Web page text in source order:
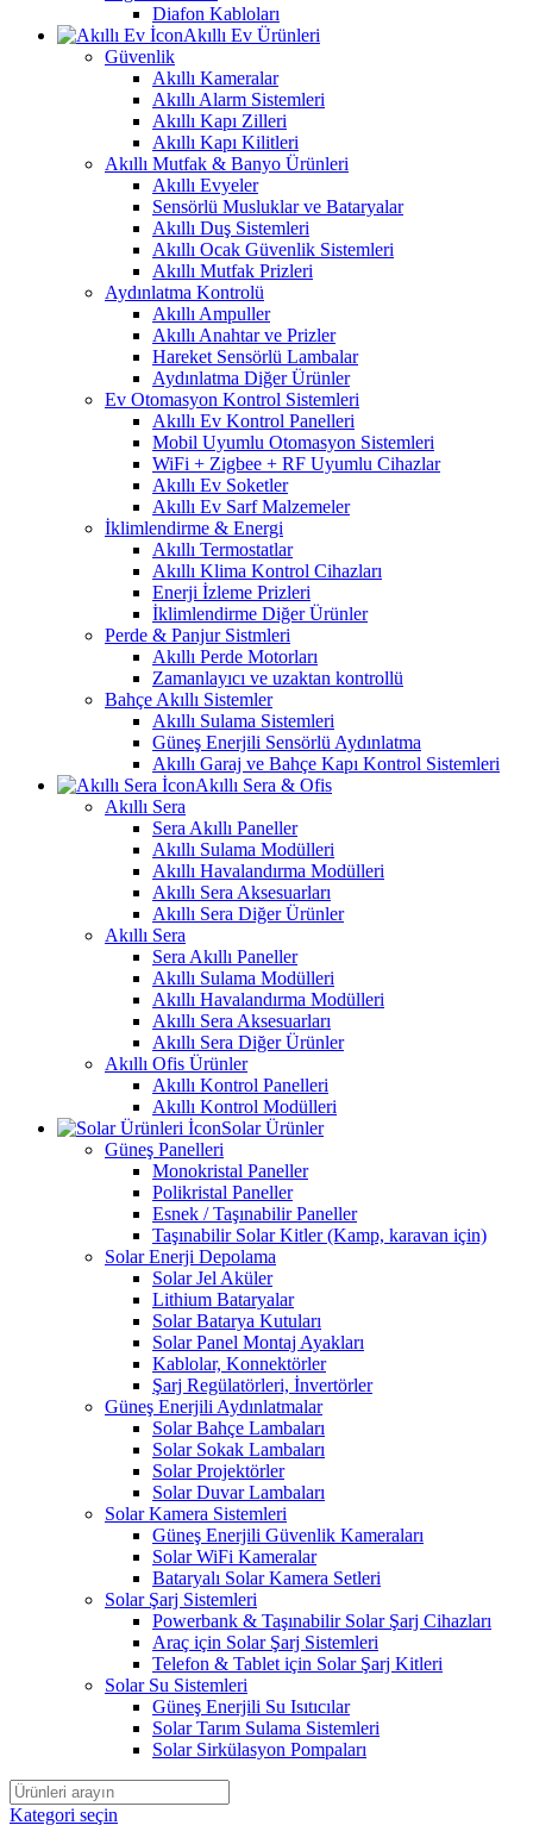
Diafon Kabloları
Akıllı Ev Ürünleri
Güvenlik
Akıllı Kameralar
Akıllı Alarm Sistemleri
Akıllı Kapı Zilleri
Akıllı Kapı Kilitleri
Akıllı Mutfak & Banyo Ürünleri
Akıllı Evyeler
Sensörlü Musluklar ve Bataryalar
Akıllı Duş Sistemleri
Akıllı Ocak Güvenlik Sistemleri
Akıllı Mutfak Prizleri
Aydınlatma Kontrolü
Akıllı Ampuller
Akıllı Anahtar ve Prizler
Hareket Sensörlü Lambalar
Aydınlatma Diğer Ürünler
Ev Otomasyon Kontrol Sistemleri
Akıllı Ev Kontrol Panelleri
Mobil Uyumlu Otomasyon Sistemleri
WiFi + Zigbee + RF Uyumlu Cihazlar
Akıllı Ev Soketler
Akıllı Ev Sarf Malzemeler
İklimlendirme & Energi
Akıllı Termostatlar
Akıllı Klima Kontrol Cihazları
Enerji İzleme Prizleri
İklimlendirme Diğer Ürünler
Perde & Panjur Sistmleri
Akıllı Perde Motorları
Zamanlayıcı ve uzaktan kontrollü
Bahçe Akıllı Sistemler
Akıllı Sulama Sistemleri
Güneş Enerjili Sensörlü Aydınlatma
Akıllı Garaj ve Bahçe Kapı Kontrol Sistemleri
Akıllı Sera & Ofis
Akıllı Sera
Sera Akıllı Paneller
Akıllı Sulama Modülleri
Akıllı Havalandırma Modülleri
Akıllı Sera Aksesuarları
Akıllı Sera Diğer Ürünler
Akıllı Sera
Sera Akıllı Paneller
Akıllı Sulama Modülleri
Akıllı Havalandırma Modülleri
Akıllı Sera Aksesuarları
Akıllı Sera Diğer Ürünler
Akıllı Ofis Ürünler
Akıllı Kontrol Panelleri
Akıllı Kontrol Modülleri
Solar Ürünler
Güneş Panelleri
Monokristal Paneller
Polikristal Paneller
Esnek / Taşınabilir Paneller
Taşınabilir Solar Kitler (Kamp, karavan için)
Solar Enerji Depolama
Solar Jel Aküler
Lithium Bataryalar
Solar Batarya Kutuları
Solar Panel Montaj Ayakları
Kablolar, Konnektörler
Şarj Regülatörleri, İnvertörler
Güneş Enerjili Aydınlatmalar
Solar Bahçe Lambaları
Solar Sokak Lambaları
Solar Projektörler
Solar Duvar Lambaları
Solar Kamera Sistemleri
Güneş Enerjili Güvenlik Kameraları
Solar WiFi Kameralar
Bataryalı Solar Kamera Setleri
Solar Şarj Sistemleri
Powerbank & Taşınabilir Solar Şarj Cihazları
Araç için Solar Şarj Sistemleri
Telefon & Tablet için Solar Şarj Kitleri
Solar Su Sistemleri
Güneş Enerjili Su Isıtıcılar
Solar Tarım Sulama Sistemleri
Solar Sirkülasyon Pompaları
Kategori seçin